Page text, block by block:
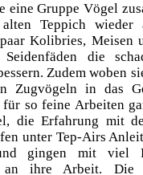
eine Gruppe Vögel
Teppich wieder
Kolibries, Meisen
die
Zudem woben
Zugvögeln in das
für so feine Arbeiten
die Erfahrung mit
unter Tep-Airs
gingen mit viel
an ihre Arbeit. Die